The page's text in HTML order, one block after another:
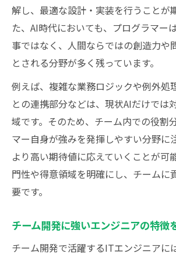
解し、最適な設計・実装を行うことが
た、AI時代においても、プログラマー
事ではなく、人間ならではの創造力や
とされる分野が多く残っています。
例えば、複雑な業務ロジックや例外処
との連携部分などは、現状AIだけでは
域です。そのため、チーム内での役割
マー自身が強みを発揮しやすい分野に
より高い期待値に応えていくことが可
門性や得意領域を明確にし、チームに
要です。
チーム開発に強いエンジニアの特徴
チーム開発で活躍するITエンジニアに